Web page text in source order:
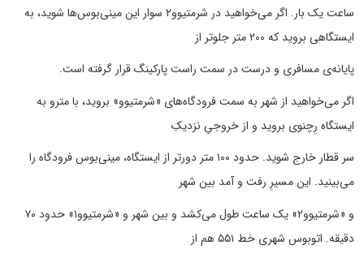
ساعت یک بار. اگر می‌خواهید در شرمتیوو‌‌۲ سوار این مینی‌بوس‌ها شوید، به
ایستگاهی بروید که ۲۰۰ متر جلوتر از
پایانه‌ی مسافری و درست در سمت راست پارکینگ قرار گرفته است.
اگر می‌خواهید از شهر به سمت فرودگاه‌های «شرمتیوو» بروید، با مترو به
ایستگاه رِچنوی بروید و از خروجیِ نزدیکِ
سر قطار خارج شوید. حدود ۱۰۰ متر دورتر از ایستگاه، مینی‌بوس فرودگاه را
می‌بینید. این مسیرِ رفت و آمد بین شهر
و «شرمتیوو‌‌۲» یک ساعت طول می‌کشد و بین شهر و «شرمتیوو‌۱» حدود ۷۰
دقیقه. اتوبوس شهری خط ۵۵۱ هم از